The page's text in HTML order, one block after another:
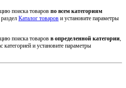
поиска товаров по всем категориям
Каталог товаров и установите параметры
поиска товаров в определенной категории,
категорией и установите параметры